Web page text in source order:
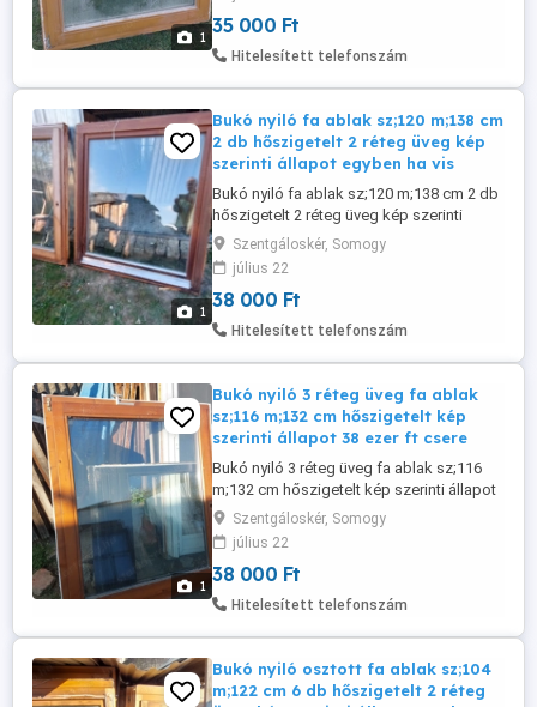
1 35 000 Ft
Hitelesített telefonszám
1
Bukó nyiló fa ablak sz;120 m;138 cm
2 db hőszigetelt 2 réteg üveg kép
szerinti állapot egyben ha vis
Bukó nyiló fa ablak sz;120 m;138 cm 2 db
hőszigetelt 2 réteg üveg kép szerinti
állapot egyben ha viszed 38 ezer ft db
csere is érdekel.
Szentgáloskér, Somogy
július 22
38 000 Ft
Hitelesített telefonszám
1
Bukó nyiló 3 réteg üveg fa ablak
sz;116 m;132 cm hőszigetelt kép
szerinti állapot 38 ezer ft csere
Bukó nyiló 3 réteg üveg fa ablak sz;116
m;132 cm hőszigetelt kép szerinti állapot
38 ezer ft csere is érdekel.
Szentgáloskér, Somogy
július 22
38 000 Ft
Hitelesített telefonszám
Bukó nyiló osztott fa ablak sz;104
m;122 cm 6 db hőszigetelt 2 réteg